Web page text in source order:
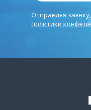
Отправляя
политики